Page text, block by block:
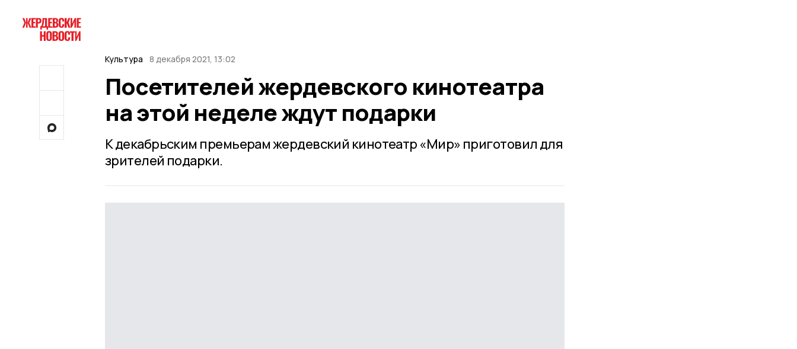
Культура 8 декабря 2021, 13:02
Посетителей жердевского кинотеатра
на этой неделе ждут подарки
К декабрьским премьерам жердевский кинотеатр «Мир» приготовил для
зрителей подарки.